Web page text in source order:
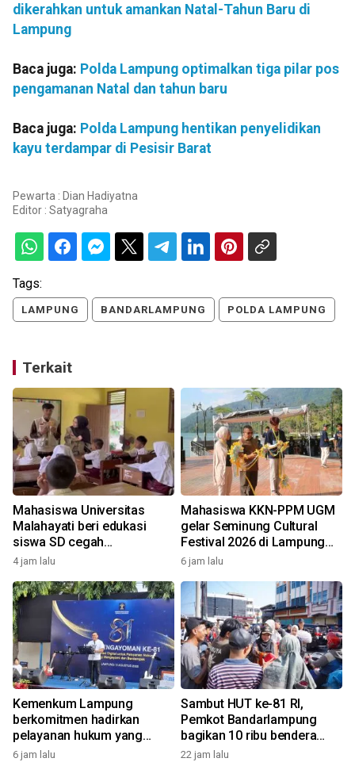
dikerahkan untuk amankan Natal-Tahun Baru di
Lampung
Baca juga: Polda Lampung optimalkan tiga pilar pos
pengamanan Natal dan tahun baru
Baca juga: Polda Lampung hentikan penyelidikan
kayu terdampar di Pesisir Barat
Pewarta : Dian Hadiyatna
Editor : Satyagraha
Tags:
LAMPUNG BANDARLAMPUNG POLDA LAMPUNG
Terkait
Mahasiswa Universitas
Malahayati beri edukasi
siswa SD cegah
perundungan
4 jam lalu
Mahasiswa KKN-PPM UGM
gelar Seminung Cultural
Festival 2026 di Lampung
Barat
6 jam lalu
Kemenkum Lampung
berkomitmen hadirkan
pelayanan hukum yang
bermanfaat bagi
6 jam lalu
Sambut HUT ke-81 RI,
Pemkot Bandarlampung
bagikan 10 ribu bendera
Merah Putih
22 jam lalu